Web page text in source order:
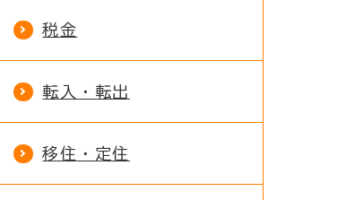
税金
転入・転出
移住・定住